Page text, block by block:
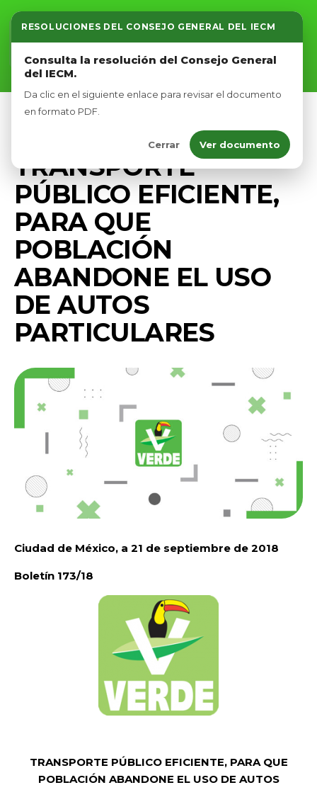
RESOLUCIONES DEL CONSEJO GENERAL DEL IECM
Consulta la resolución del Consejo General
del IECM.
Da clic en el siguiente enlace para revisar el documento
en formato PDF.
Cerrar Ver documento
Inicio
Nosotros
Afíliate
TRANSPORTE
PÚBLICO EFICIENTE,
PARA QUE
POBLACIÓN
ABANDONE EL USO
DE AUTOS
PARTICULARES
Ciudad de México, a 21 de septiembre de 2018
Boletín 173/18
TRANSPORTE PÚBLICO EFICIENTE, PARA QUE
POBLACIÓN ABANDONE EL USO DE AUTOS